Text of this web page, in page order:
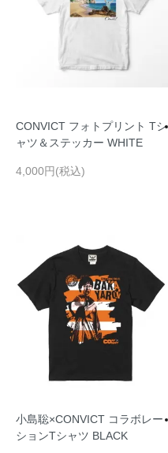
CONVICT フォトプリント Tシ
ャツ＆ステッカー WHITE
4,000円(税込)
小島聡×CONVICT コラボレー
ションTシャツ BLACK